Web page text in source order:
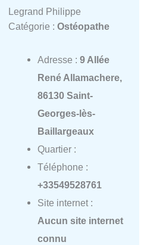
Legrand Philippe
Catégorie : Ostéopathe
Adresse : 9 Allée
René Allamachere,
86130 Saint-
Georges-lès-
Baillargeaux
Quartier :
Téléphone :
+33549528761
Site internet :
Aucun site internet
connu